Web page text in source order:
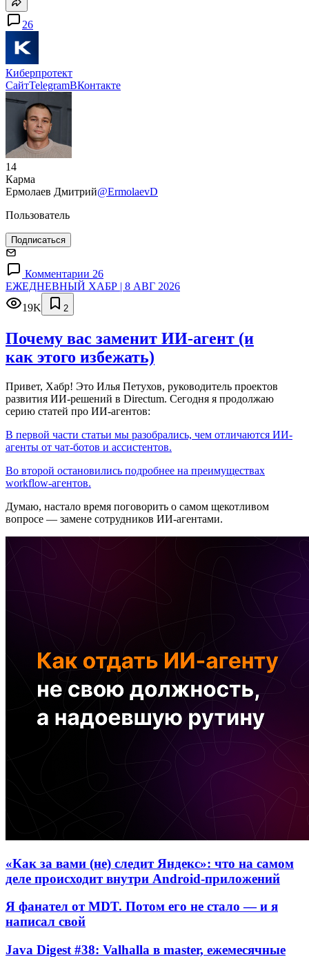
26
Киберпротект
СайтTelegramВКонтакте
14
Карма
Ермолаев Дмитрий@ErmolaevD
Пользователь
Подписаться
Комментарии 26
ЕЖЕДНЕВНЫЙ ХАБР | 8 АВГ 2026
19K
2
Почему вас заменит ИИ‑агент (и
как этого избежать)
Привет, Хабр! Это Илья Петухов, руководитель проектов
развития ИИ-решений в Directum. Сегодня я продолжаю
серию статей про ИИ-агентов:
В первой части статьи мы разобрались, чем отличаются ИИ-
агенты от чат-ботов и ассистентов.
Во второй остановились подробнее на преимуществах
workflow-агентов.
Думаю, настало время поговорить о самом щекотливом
вопросе — замене сотрудников ИИ-агентами.
«Как за вами (не) следит Яндекс»: что на самом
деле происходит внутри Android-приложений
Я фанател от MDT. Потом его не стало — и я
написал свой
Java Digest #38: Valhalla в master, ежемесячные